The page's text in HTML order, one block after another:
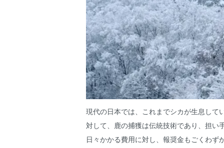
現代の日本では、これまでシカが生息して
対して、鹿の捕獲は伝統技術であり、担い
日々かかる費用に対し、報奨金もごくわず